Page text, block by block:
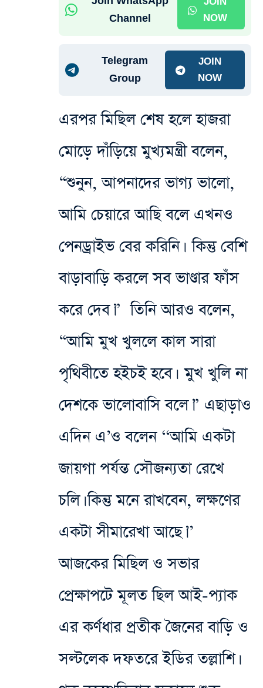
Channel
NOW
Telegram
Group
JOIN
NOW
এরপর মিছিল শেষ হলে হাজরা‌
মোড়ে দাঁড়িয়ে মুখ্যমন্ত্রী বলেন,
“শুনুন, আপনাদের ভাগ্য ভালো,
আমি চেয়ারে আছি বলে এখনও
পেনড্রাইভ বের করিনি। কিন্তু বেশি
বাড়াবাড়ি করলে সব ভাণ্ডার ফাঁস
করে দেব।” তিনি আরও বলেন,
“আমি মুখ খুললে কাল সারা
পৃথিবীতে হইচই হবে। মুখ খুলি না
দেশকে ভালোবাসি বলে।” এছাড়াও
এদিন এ’ও বলেন ‘‘আমি একটা
জায়গা পর্যন্ত সৌজন্যতা রেখে
চলি। কিন্তু মনে রাখবেন, লক্ষণের
একটা সীমারেখা আছে।’’
আজকের মিছিল ও সভার‌
প্রেক্ষাপটে মূলত ছিল আই-প্যাক
এর কর্ণধার প্রতীক জৈনের বাড়ি ও
সল্টলেক দফতরে ইডির তল্লাশি।